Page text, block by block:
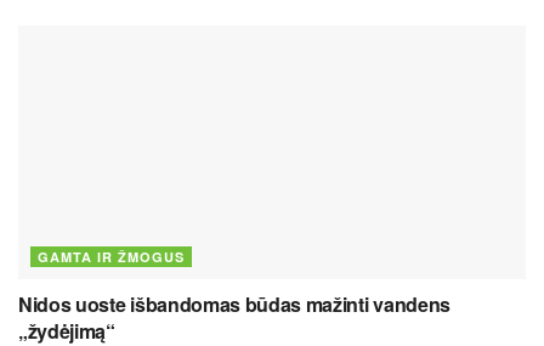
GAMTA IR ŽMOGUS
Nidos uoste išbandomas būdas mažinti vandens
„žydėjimą“